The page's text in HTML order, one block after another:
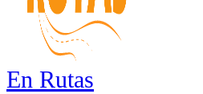
En Rutas